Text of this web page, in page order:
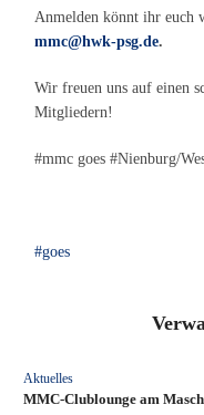
Anmelden könnt ihr euch
mmc@hwk-psg.de.
Wir freuen uns auf einen
Mitgliedern!
#mmc goes #Nienburg/
goes
Aktuelles
MMC‑Clublounge am